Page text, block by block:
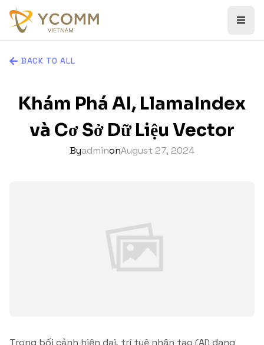
BACK TO ALL
Khám Phá AI, LlamaIndex
và Cơ Sở Dữ Liệu Vector
ByadminonAugust 27, 2024
Trong bối cảnh hiện đại, trí tuệ nhân tạo (AI) đang